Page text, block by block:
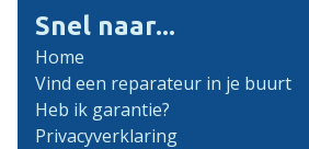
Snel naar...
Home
Vind een reparateur in je buurt
Heb ik garantie?
Privacyverklaring